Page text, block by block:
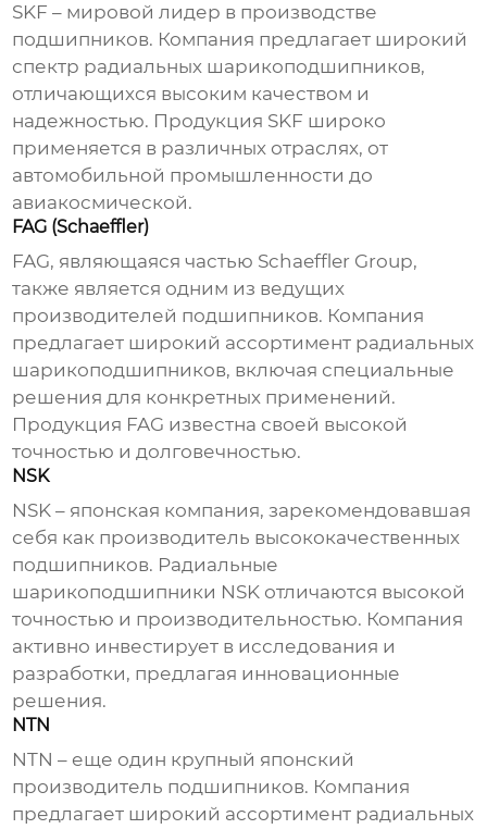
SKF – мировой лидер в производстве
подшипников. Компания предлагает широкий
спектр радиальных шарикоподшипников,
отличающихся высоким качеством и
надежностью. Продукция SKF широко
применяется в различных отраслях, от
автомобильной промышленности до
авиакосмической.
FAG (Schaeffler)
FAG, являющаяся частью Schaeffler Group,
также является одним из ведущих
производителей подшипников. Компания
предлагает широкий ассортимент радиальных
шарикоподшипников, включая специальные
решения для конкретных применений.
Продукция FAG известна своей высокой
точностью и долговечностью.
NSK
NSK – японская компания, зарекомендовавшая
себя как производитель высококачественных
подшипников. Радиальные
шарикоподшипники NSK отличаются высокой
точностью и производительностью. Компания
активно инвестирует в исследования и
разработки, предлагая инновационные
решения.
NTN
NTN – еще один крупный японский
производитель подшипников. Компания
предлагает широкий ассортимент радиальных